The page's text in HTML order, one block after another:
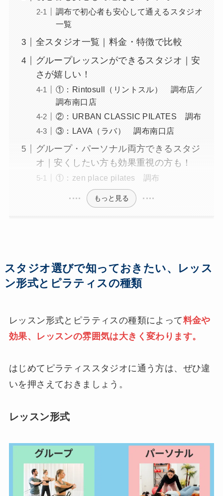
調布で初心者も安心して通えるスタジオ
一覧
全スタジオ一覧｜料金・特徴で比較
グループレッスンができるスタジオ｜安
さが嬉しい！
①：Rintosull（リントスル） 調布店／
調布南口店
②：URBAN CLASSIC PILATES 調布
③：LAVA（ラバ） 調布南口店
グループ・パーソナル両方できるスタジ
オ｜安くしたい方も効果重視の方も！
①：zen place pilates 調布
もっと見る
スタジオ選びで知っておきたい、レッス
ン形式とピラティスの種類
レッスン形式とピラティスの種類によって料金や
効果、レッスンの雰囲気は大きく変わります。
はじめてピラティススタジオに通う方は、ぜひ違
いを押さえておきましょう。
レッスン形式